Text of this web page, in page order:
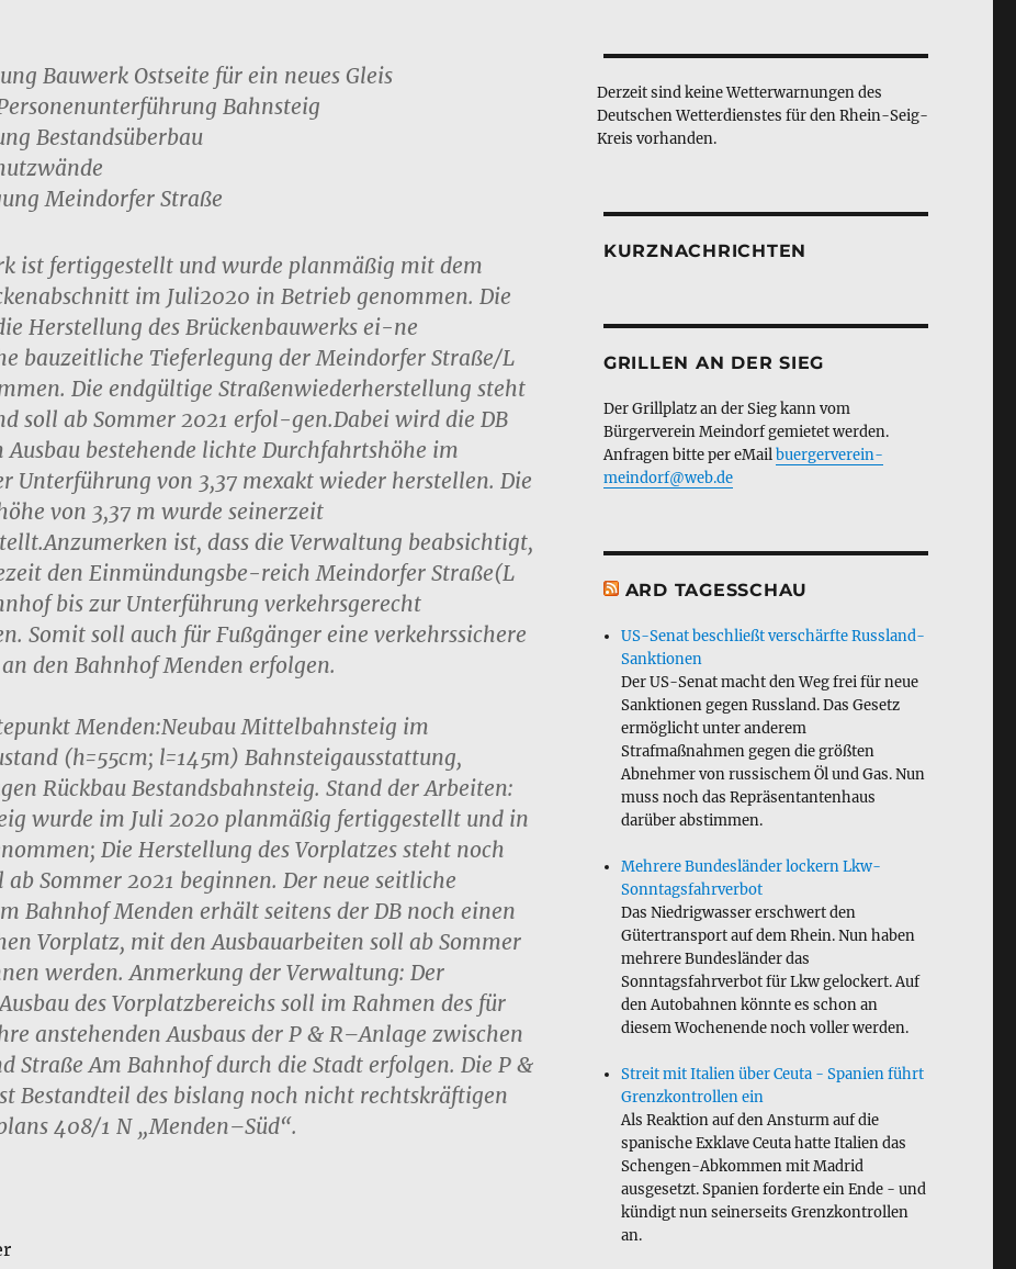
Bauwerk Ostseite für ein neues Gleis
Bahnsteig
Bestandsüberbau
Meindorfer Straße
ist fertiggestellt und wurde planmäßig mit dem
im Juli2020 in Betrieb genommen. Die
Herstellung des Brückenbauwerks ei-ne
bauzeitliche Tieferlegung der Meindorfer Straße/L
Die endgültige Straßenwiederherstellung steht
d soll ab Sommer 2021 erfol-gen.Dabei wird die DB
Ausbau bestehende lichte Durchfahrtshöhe im
Unterführung von 3,37 mexakt wieder herstellen. Die
von 3,37 m wurde seinerzeit
Anzumerken ist, dass die Verwaltung beabsichtigt,
den Einmündungsbe-reich Meindorfer Straße(L
bis zur Unterführung verkehrsgerecht
Somit soll auch für Fußgänger eine verkehrssichere
den BahnhofMenden erfolgen.
Menden:Neubau Mittelbahnsteig im
(h=55cm; l=145m) Bahnsteigausstattung,
Rückbau Bestandsbahnsteig. Stand der Arbeiten:
wurde im Juli 2020 planmäßig fertiggestellt und in
Die Herstellung des Vorplatzes steht noch
ab Sommer 2021 beginnen. Der neue seitliche
Bahnhof Menden erhält seitens der DB noch einen
Vorplatz, mit den Ausbauarbeiten soll ab Sommer
werden.Anmerkung der Verwaltung: Der
des Vorplatzbereichs soll im Rahmen des für
anstehendenAusbaus der P & R–Anlage zwischen
Straße Am Bahnhofdurch die Stadt erfolgen. Die P &
Bestandteil des bislang noch nicht rechtskräftigen
408/1 N „Menden–Süd“.
Derzeit sind keine Wetterwarnungen des
Deutschen Wetterdienstes für den Rhein-Seig-
Kreis vorhanden.
KURZNACHRICHTEN
GRILLEN AN DER SIEG
Der Grillplatz an der Sieg kann vom
Bürgerverein Meindorf gemietet werden.
Anfragen bitte per eMailbuergerverein-
meindorf@web.de
ARD TAGESSCHAU
US-Senat beschließt verschärfte Russland-
Sanktionen
Der US-Senat macht den Weg frei für neue
Sanktionen gegen Russland. Das Gesetz
ermöglicht unter anderem
Strafmaßnahmen gegen die größten
Abnehmer von russischem Öl und Gas. Nun
muss noch das Repräsentantenhaus
darüber abstimmen.
Mehrere Bundesländer lockern Lkw-
Sonntagsfahrverbot
Das Niedrigwasser erschwert den
Gütertransport auf dem Rhein. Nun haben
mehrere Bundesländer das
Sonntagsfahrverbot für Lkw gelockert. Auf
den Autobahnen könnte es schon an
diesem Wochenende noch voller werden.
Streit mit Italien über Ceuta - Spanien führt
Grenzkontrollen ein
Als Reaktion auf den Ansturm auf die
spanische Exklave Ceuta hatte Italien das
Schengen-Abkommen mit Madrid
ausgesetzt. Spanien forderte ein Ende - und
kündigt nun seinerseits Grenzkontrollen
an.